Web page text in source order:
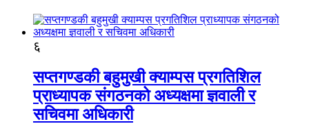
६
सप्तगण्डकी बहुमुखी क्याम्पस प्रगतिशिल
प्राध्यापक संगठनको अध्यक्षमा ज्ञवाली र
सचिवमा अधिकारी